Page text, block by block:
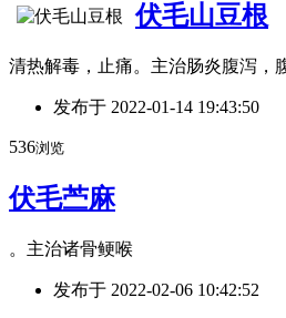
伏毛山豆根
清热解毒，止痛。主治肠炎腹泻，
发布于 2022-01-14 19:43:50
536浏览
伏毛苎麻
。主治诸骨鲠喉
发布于 2022-02-06 10:42:52